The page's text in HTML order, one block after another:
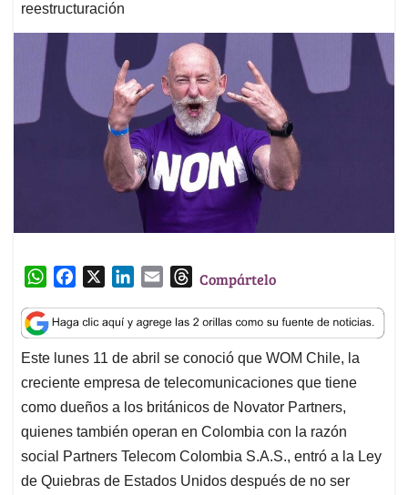
reestructuración
W
a
t
s
A
p
p
c
e
b
o
o
k
n
k
e
d
I
n
a
i
l
T
r
e
a
d
s
Compártelo
Este lunes 11 de abril se conoció que WOM Chile, la
creciente empresa de telecomunicaciones que tiene
como dueños a los británicos de Novator Partners,
quienes también operan en Colombia con la razón
social Partners Telecom Colombia S.A.S., entró a la Ley
de Quiebras de Estados Unidos después de no ser